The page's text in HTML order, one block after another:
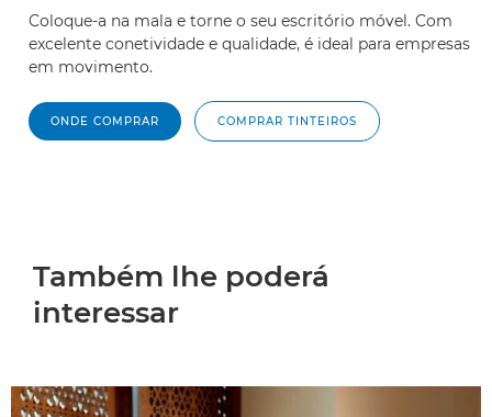
Coloque-a na mala e torne o seu escritório móvel. Com
excelente conetividade e qualidade, é ideal para empresas
em movimento.
ONDE COMPRAR COMPRAR TINTEIROS
Também lhe poderá
interessar